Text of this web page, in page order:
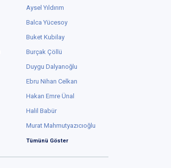
Aysel Yıldırım
Balca Yücesoy
Buket Kubilay
Burçak Çöllü
Duygu Dalyanoğlu
Ebru Nihan Celkan
Hakan Emre Ünal
Halil Babür
Murat Mahmutyazıcıoğlu
Tümünü Göster